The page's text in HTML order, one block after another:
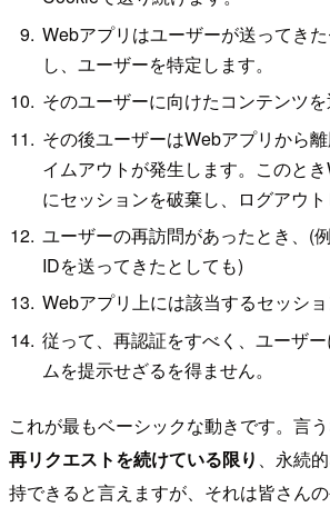
Webアプリはユーザーが送ってき
し、ユーザーを特定します。
そのユーザーに向けたコンテンツを
その後ユーザーはWebアプリから
イムアウトが発生します。このと
にセッションを破棄し、ログアウト
ユーザーの再訪問があったとき、(
IDを送ってきたとしても)
Webアプリ上には該当するセッショ
従って、再認証をすべく、ユーザ
ムを提示せざるを得ません。
これが最もベーシックな動きです。言
再リクエストを続けている限り 、永続
持できると言えますが、それは皆さん